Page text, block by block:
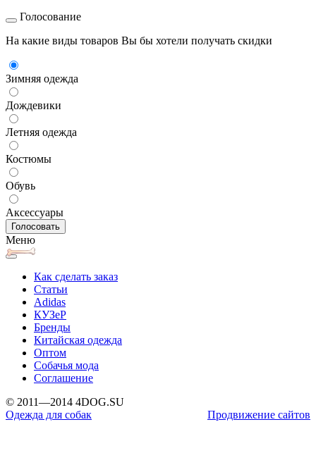
Голосование
На какие виды товаров Вы бы хотели получать скидки
Зимняя одежда
Дождевики
Летняя одежда
Костюмы
Обувь
Аксессуары
Меню
Как сделать заказ
Статьи
Adidas
КУЗеР
Бренды
Китайская одежда
Оптом
Собачья мода
Соглашение
© 2011—2014 4DOG.SU
Одежда для собак
Продвижение сайтов